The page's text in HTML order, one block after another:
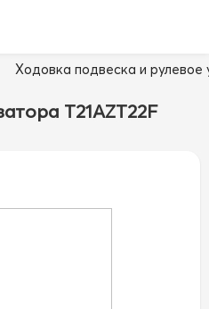
Ходовка подвеска и рулевое
T21AZT22F